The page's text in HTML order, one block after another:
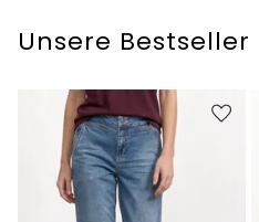
Unsere Bestseller